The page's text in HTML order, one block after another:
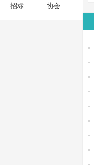
招标 协会